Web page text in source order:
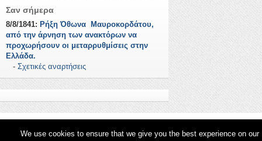
Σαν σήμερα
8/8/1841: Ρήξη Όθωνα  Μαυροκορδάτου,
από την άρνηση των ανακτόρων να
προχωρήσουν οι μεταρρυθμίσεις στην
Ελλάδα.
- Σχετικές αναρτήσεις
We use cookies to ensure that we give you the best experience on our